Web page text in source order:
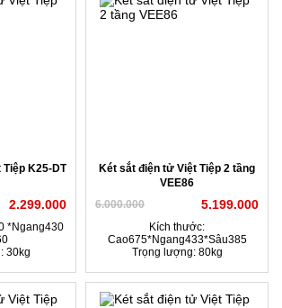
K25-DT
2.299.000
*Ngang430
30kg
Két sắt điện tử Việt Tiệp 2 tầng
VEE86
6.000.000
5.199.000
Kích thước:
Cao675*Ngang433*Sâu385
Trọng lượng: 80kg